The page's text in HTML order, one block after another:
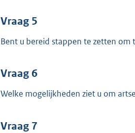
Vraag 5
Bent u bereid stappen te zetten
Vraag 6
Welke mogelijkheden ziet u om
Vraag 7